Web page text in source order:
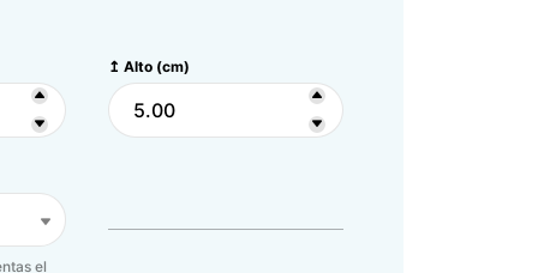
↥ Alto (cm)
el